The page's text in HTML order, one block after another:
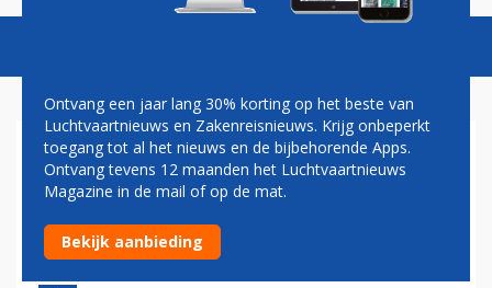
STARWOOD HOTELS
ONTWIKKELT W HOTEL IN
DUBAI
Ontvang een jaar lang 30% korting op het beste van
Luchtvaartnieuws en Zakenreisnieuws. Krijg onbeperkt
toegang tot al het nieuws en de bijbehorende Apps.
Ontvang tevens 12 maanden het Luchtvaartnieuws
Magazine in de mail of op de mat.
Bekijk aanbieding